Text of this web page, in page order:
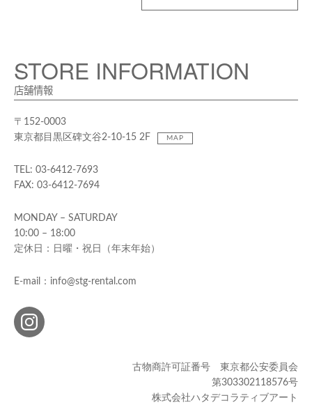
STORE INFORMATION
店舗情報
〒152-0003
東京都目黒区碑文谷2-10-15 2F
MAP
TEL: 03-6412-7693
FAX: 03-6412-7694
MONDAY – SATURDAY
10:00 – 18:00
定休日：日曜・祝日（年末年始）
E-mail：info@stg-rental.com
古物商許可証番号 東京都公安委員会
第303302118576号
株式会社ハタデコラティブアート